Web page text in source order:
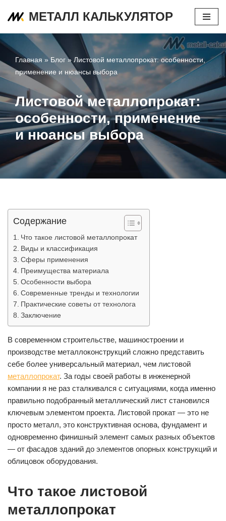
содержимому
МЕТАЛЛ КАЛЬКУЛЯТОР
Главная »Блог » Листовой металлопрокат: особенности,
применение и нюансы выбора
Листовой металлопрокат:
особенности, применение
и нюансы выбора
Содержание
Что такое листовой металлопрокат
Виды и классификация
Сферы применения
Преимущества материала
Особенности выбора
Современные тренды и технологии
Практические советы от технолога
Заключение
В современном строительстве, машиностроении и
производстве металлоконструкций сложно представить
себе более универсальный материал, чем листовой
металлопрокат. За годы своей работы в инженерной
компании я не раз сталкивался с ситуациями, когда именно
правильно подобранный металлический лист становился
ключевым элементом проекта. Листовой прокат — это не
просто металл, это конструктивная основа, фундамент и
одновременно финишный элемент самых разных объектов
— от фасадов зданий до элементов опорных конструкций и
облицовок оборудования.
Что такое листовой
металлопрокат